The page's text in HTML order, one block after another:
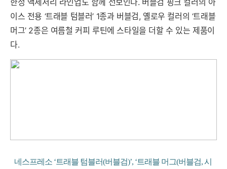
한정 액세서리 라인업도 함께 선보인다. 버블검 핑크 컬러의 아
이스 전용 ‘트래블 텀블러’ 1종과 버블검, 옐로우 컬러의 ‘트래블
머그’ 2종은 여름철 커피 루틴에 스타일을 더할 수 있는 제품이
다.
네스프레소 ‘트래블 텀블러(버블검)’, ‘트래블 머그(버블검, 시